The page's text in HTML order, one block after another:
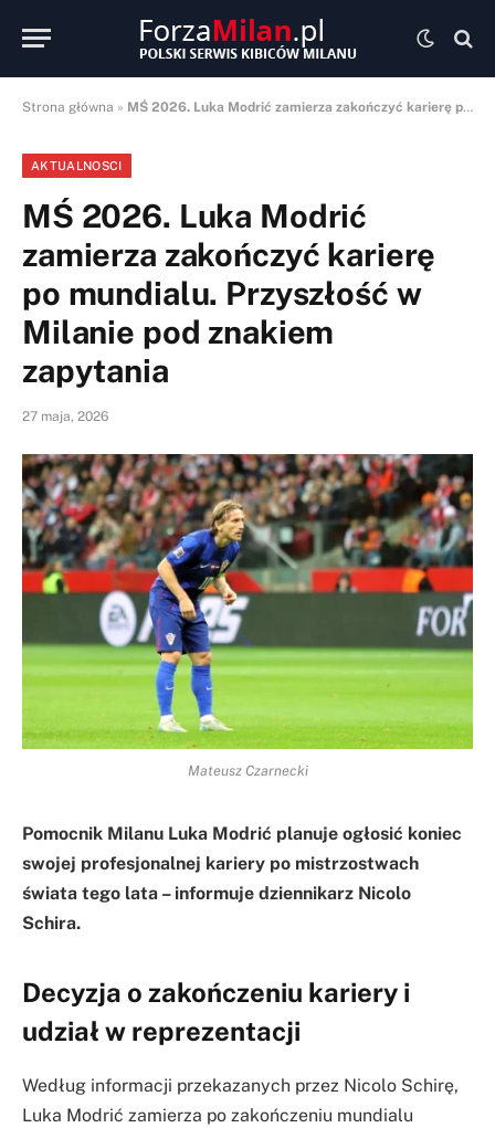
Strona główna » MŚ 2026. Luka Modrić zamierza zakończyć karierę po mundialu. Przyszłość w Milanie pod znakiem zapytania
AKTUALNOSCI
MŚ 2026. Luka Modrić
zamierza zakończyć karierę
po mundialu. Przyszłość w
Milanie pod znakiem
zapytania
27 maja, 2026
Mateusz Czarnecki
Pomocnik Milanu Luka Modrić planuje ogłosić koniec
swojej profesjonalnej kariery po mistrzostwach
świata tego lata – informuje dziennikarz Nicolo
Schira.
Decyzja o zakończeniu kariery i
udział w reprezentacji
Według informacji przekazanych przez Nicolo Schirę,
Luka Modrić zamierza po zakończeniu mundialu